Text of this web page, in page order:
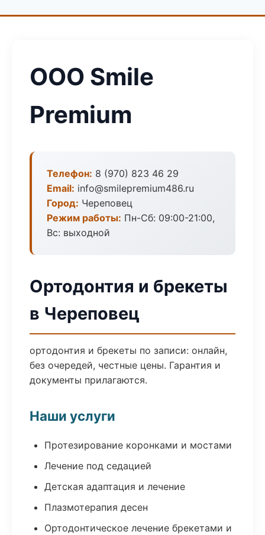
ООО Smile
Premium
Телефон: 8 (970) 823 46 29
Email: info@smilepremium486.ru
Город: Череповец
Режим работы: Пн-Сб: 09:00-21:00,
Вс: выходной
Ортодонтия и брекеты
в Череповец
ортодонтия и брекеты по записи: онлайн,
без очередей, честные цены. Гарантия и
документы прилагаются.
Наши услуги
Протезирование коронками и мостами
Лечение под седацией
Детская адаптация и лечение
Плазмотерапия десен
Ортодонтическое лечение брекетами и